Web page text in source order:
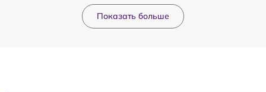
Показать больше